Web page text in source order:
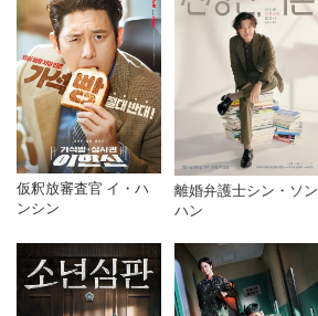
仮釈放審査官 イ・ハ
ンシン
離婚弁護士シン・ソン
ハン